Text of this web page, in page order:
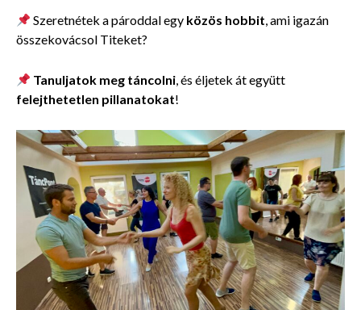
Szeretnétek a pároddal egy közös hobbit, ami igazán
összekovácsol Titeket?
Tanuljatok meg táncolni, és éljetek át együtt
felejthetetlen pillanatokat!